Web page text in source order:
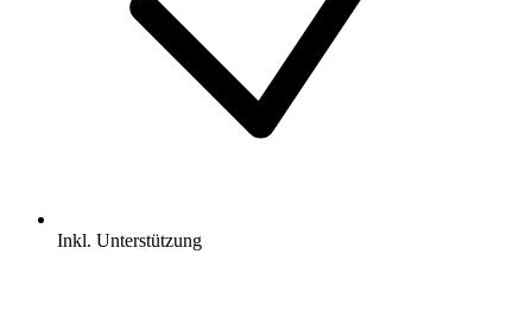
Inkl. Unterstützung